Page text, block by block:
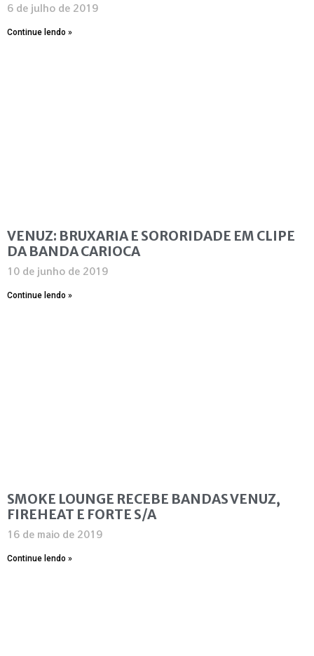
6 de julho de 2019
Continue lendo »
VENUZ: BRUXARIA E SORORIDADE EM CLIPE
DA BANDA CARIOCA
10 de junho de 2019
Continue lendo »
SMOKE LOUNGE RECEBE BANDAS VENUZ,
FIREHEAT E FORTE S/A
16 de maio de 2019
Continue lendo »